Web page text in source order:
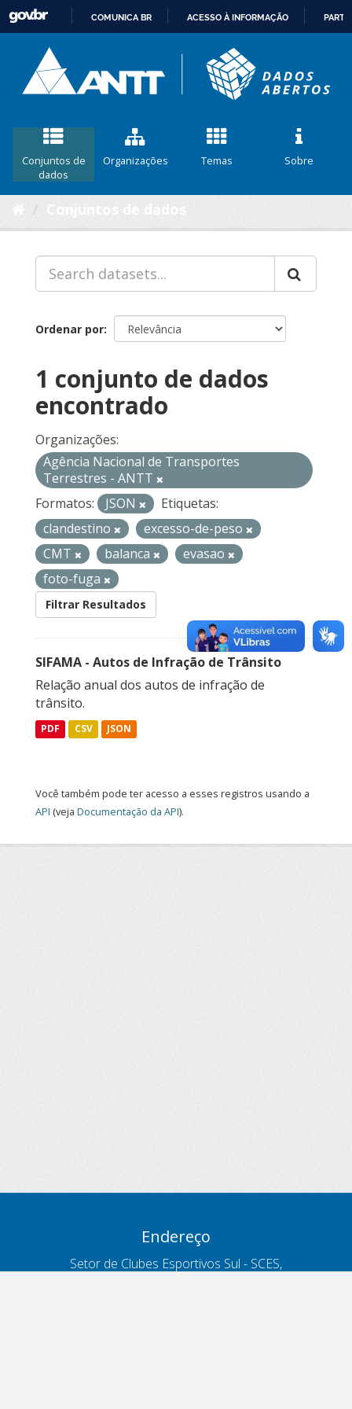
CONTEÚDO
COMUNICA BR ACESSO À INFORMAÇÃO
Conjuntos de
dados
Organizações Temas Sobre
Ordenar por
1 conjunto de dados
encontrado
Organizações:
Agência Nacional de Transportes
Terrestres - ANTT
Formatos:
JSON
Etiquetas:
clandestino
excesso-de-peso
CMT
balanca
evasao
foto-fuga
Filtrar Resultados
SIFAMA - Autos de Infração de Trânsito
Relação anual dos autos de infração de
trânsito.
PDF CSV JSON
Você também pode ter acesso a esses registros usando a
API (veja Documentação da API).
Endereço
Setor de Clubes Esportivos Sul - SCES,